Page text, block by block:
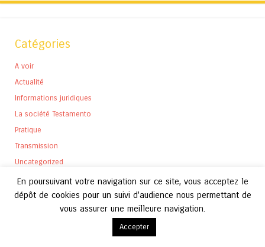
Catégories
A voir
Actualité
Informations juridiques
La société Testamento
Pratique
Transmission
Uncategorized
En poursuivant votre navigation sur ce site, vous acceptez le
dépôt de cookies pour un suivi d'audience nous permettant de
vous assurer une meilleure navigation.
Accepter